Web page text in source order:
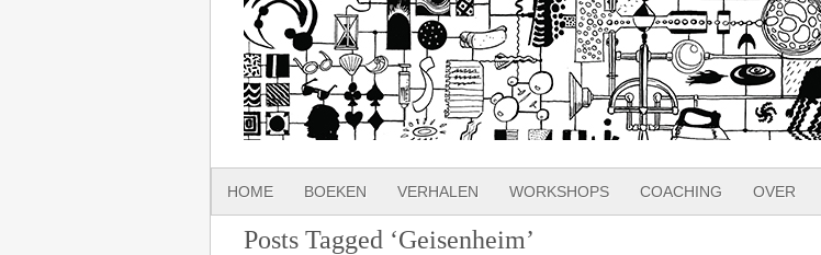
HOME BOEKEN VERHALEN WORKSHOPS COACHING OVER
Posts Tagged ‘Geisenheim’